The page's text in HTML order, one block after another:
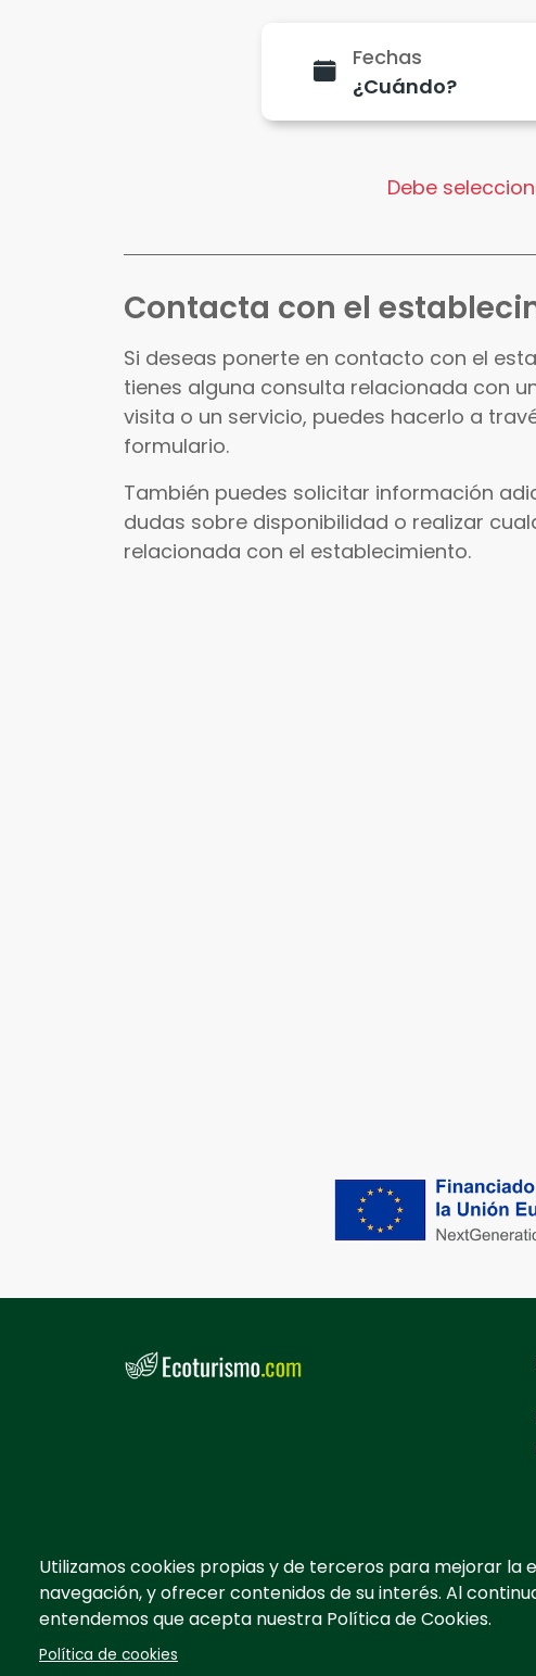
Fechas
Debe
Contacta con el
Si deseas ponerte en contacto con el
tienes alguna consulta relacionada con
visita o un servicio, puedes hacerlo a
formulario.
También puedes solicitar información
dudas sobre disponibilidad o realizar
relacionada con el establecimiento.
Utilizamos cookies propias y de terceros para mejorar la
navegación, y ofrecer contenidos de su interés. Al
entendemos que acepta nuestra Política de Cookies.
Política de cookies